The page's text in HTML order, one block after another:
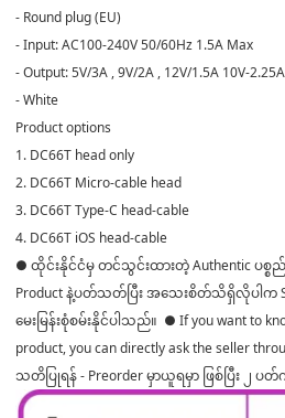
- Round plug (EU)
- Input: AC100-240V 50/60Hz 1.5A Max
- Output: 5V/3A , 9V/2A , 12V/1.5A 10V-
- White
Product options
1. DC66T head only
2. DC66T Micro-cable head
3. DC66T Type-C head-cable
4. DC66T iOS head-cable
● ထိုင်းနိုင်ငံမှ တင်သွင်းထားတဲ့ Authentic ပစ္
Product နဲ့ပတ်သတ်ပြီး အသေးစိတ်သိရှိလိုပါက
မေးမြန်းစုံစမ်းနိုင်ပါသည်။ ● If you want to
product, you can directly ask the seller
သတိပြုရန် - Preorder မှာယူရမှာ ဖြစ်ပြီး ၂ ပ